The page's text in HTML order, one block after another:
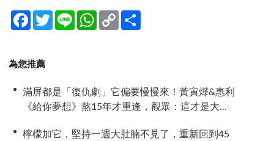
Facebook
TwitterLine WhatsApp
Copy
Link
為您推薦
滿屏都是「復仇劇」它偏要慢慢來！黃寅燁&惠利
《給你夢想》熬15年才重逢，觀眾：這才是大人
檸檬加它，堅持一週大肚腩不見了，重新回到45